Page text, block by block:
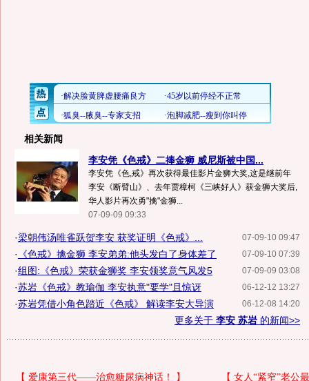
相关新闻
李安凭《色戒》二捧金狮 威尼斯被中国...
李安凭《色,戒》再次获得最佳影片金狮大奖,这是继前年
李安《断臂山》、去年贾樟柯《三峡好人》获金狮大奖后,
华人影片再次勇"擒"金狮...
07-09-09 09:33
07-09-10 09:47
·梁朝伟汤唯雀跃贺李安 获奖证明《色戒》...
07-09-10 07:39
· 《色戒》擒金狮 李安弟弟:他头发白了身体差了
07-09-09 03:08
·组图:《色戒》荣获金狮奖 李安领奖意气风发5
06-12-12 13:27
·苏岩《色戒》教瑜伽 李安执意"要学"且惊讶
06-12-08 14:20
·苏岩凭借小角色踏近《色戒》 解读李安大导演
更多关于 李安 苏岩 的新闻>>